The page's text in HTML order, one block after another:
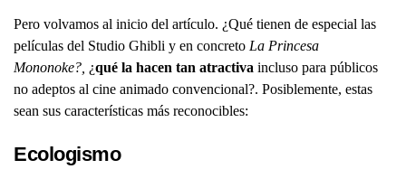
Pero volvamos al inicio del artículo. ¿Qué tienen de especial las
películas del Studio Ghibli y en concreto La Princesa
Mononoke?, ¿qué la hacen tan atractiva incluso para públicos
no adeptos al cine animado convencional?. Posiblemente, estas
sean sus características más reconocibles:
Ecologismo